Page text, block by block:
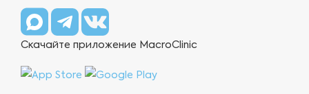
Скачайте приложение MacroClinic